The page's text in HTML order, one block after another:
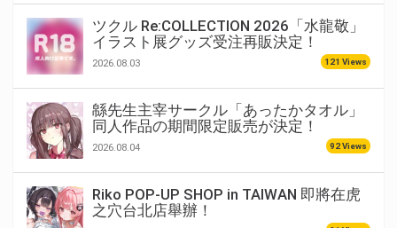
ツクル Re:COLLECTION 2026「水龍敬」
イラスト展グッズ受注再販決定！
2026.08.03 121 Views
緜先生主宰サークル「あったかタオル」
同人作品の期間限定販売が決定！
2026.08.04 92 Views
Riko POP-UP SHOP in TAIWAN 即將在虎
之穴台北店舉辦！